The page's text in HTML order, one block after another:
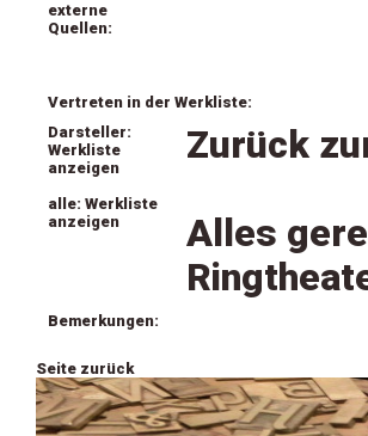
externe
Quellen:
Vertreten in der Werkliste:
Darsteller:
Werkliste
anzeigen
alle: Werkliste
anzeigen
Zurück
Alles
Bemerkungen:
Seite zurück